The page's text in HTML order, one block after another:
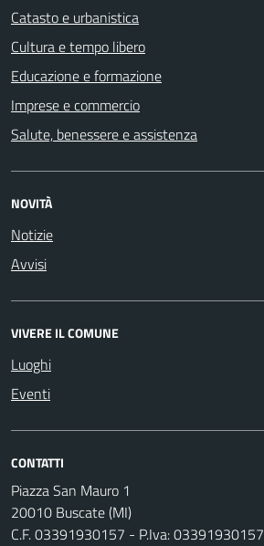
Catasto e urbanistica
Cultura e tempo libero
Educazione e formazione
Imprese e commercio
Salute, benessere e assistenza
NOVITÀ
Notizie
Avvisi
VIVERE IL COMUNE
Luoghi
Eventi
CONTATTI
Piazza San Mauro 1
20010 Buscate (MI)
C.F. 03391930157 - P.Iva: 03391930157